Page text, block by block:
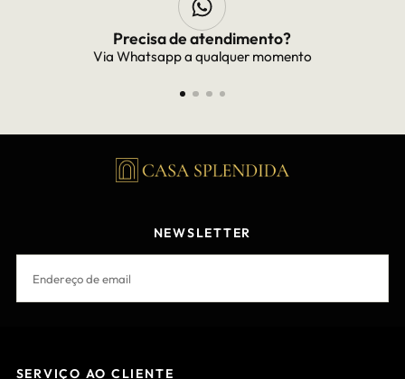
Frete Grátis
Frete grátis para todo Brasil
NEWSLETTER
SERVIÇO AO CLIENTE